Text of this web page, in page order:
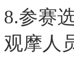
8.参赛
观摩人